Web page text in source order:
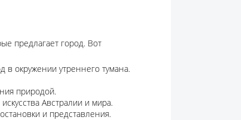
предлагает город. Вот
в окружении утреннего тумана.
природой.
Австралии и мира.
и представления.